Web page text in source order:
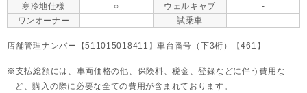
寒冷地仕様
○ ウェルキャブ
-
ワンオーナー
- 試乗車 -
店舗管理ナンバー【511015018411】車台番号（下3桁）【461】
支払総額には、車両価格の他、保険料、税金、登録などに伴う費用な
ど、購入の際に必要な全ての費用が含まれております。